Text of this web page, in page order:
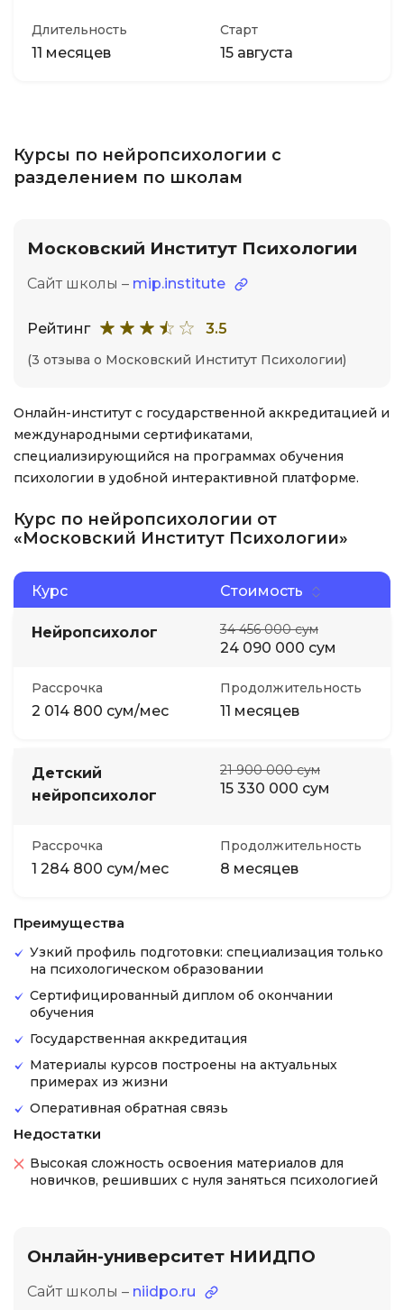
Длительность
11 месяцев
Старт
15 августа
Курсы по нейропсихологии с
разделением по школам
Московский Институт Психологии
Сайт школы – mip.institute
Рейтинг 3.5
(3 отзыва о Московский Институт Психологии)
Онлайн-институт с государственной аккредитацией и
международными сертификатами,
специализирующийся на программах обучения
психологии в удобной интерактивной платформе.
Курс по нейропсихологии от
«Московский Институт Психологии»
Курс Стоимость
Нейропсихолог 34 456 000 сум
24 090 000 сум
Рассрочка
2 014 800 сум/мес
Продолжительность
11 месяцев
Детский
нейропсихолог
21 900 000 сум
15 330 000 сум
Рассрочка
1 284 800 сум/мес
Продолжительность
8 месяцев
Преимущества
Узкий профиль подготовки: специализация только
на психологическом образовании
Сертифицированный диплом об окончании
обучения
Государственная аккредитация
Материалы курсов построены на актуальных
примерах из жизни
Оперативная обратная связь
Недостатки
Высокая сложность освоения материалов для
новичков, решивших с нуля заняться психологией
Онлайн-университет НИИДПО
Сайт школы – niidpo.ru